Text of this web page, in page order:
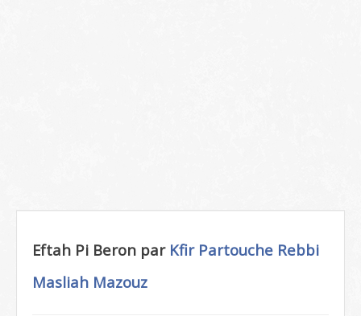
Eftah Pi Beron par Kfir Partouche Rebbi
Masliah Mazouz